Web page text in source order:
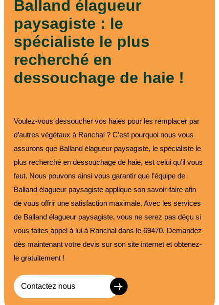
Balland élagueur
paysagiste : le
spécialiste le plus
recherché en
dessouchage de haie !
Voulez-vous dessoucher vos haies pour les remplacer par
d’autres végétaux à Ranchal ? C’est pourquoi nous vous
assurons que Balland élagueur paysagiste, le spécialiste le
plus recherché en dessouchage de haie, est celui qu’il vous
faut. Nous pouvons ainsi vous garantir que l’équipe de
Balland élagueur paysagiste applique son savoir-faire afin
de vous offrir une satisfaction maximale. Avec les services
de Balland élagueur paysagiste, vous ne serez pas déçu si
vous faites appel à lui à Ranchal dans le 69470. Demandez
dès maintenant votre devis sur son site internet et obtenez-
le gratuitement !
Contactez nous